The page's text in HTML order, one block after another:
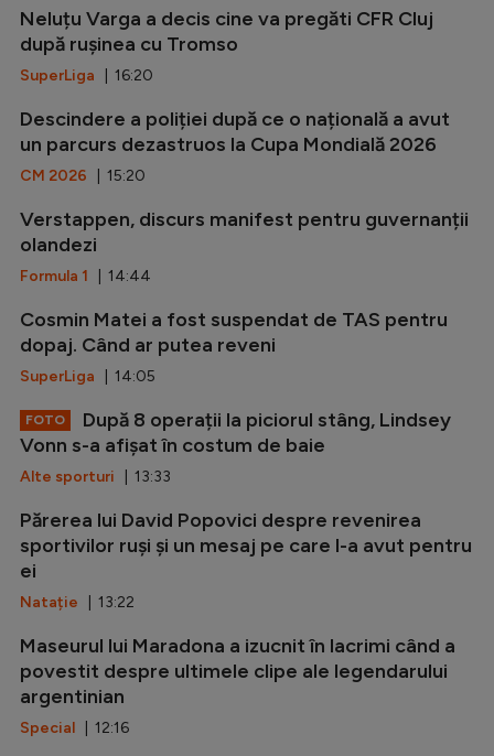
Neluțu Varga a decis cine va pregăti CFR Cluj
după rușinea cu Tromso
SuperLiga | 16:20
Descindere a poliției după ce o națională a avut
un parcurs dezastruos la Cupa Mondială 2026
CM 2026 | 15:20
Verstappen, discurs manifest pentru guvernanții
olandezi
Formula 1 | 14:44
Cosmin Matei a fost suspendat de TAS pentru
dopaj. Când ar putea reveni
SuperLiga | 14:05
FOTO
După 8 operații la piciorul stâng, Lindsey
Vonn s-a afișat în costum de baie
Alte sporturi | 13:33
Părerea lui David Popovici despre revenirea
sportivilor ruși și un mesaj pe care l-a avut pentru
ei
Natație | 13:22
Maseurul lui Maradona a izucnit în lacrimi când a
povestit despre ultimele clipe ale legendarului
argentinian
Special | 12:16